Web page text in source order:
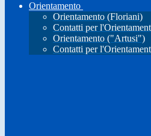
Orientamento
Orientamento (Floriani)
Contatti per
Orientamento ("Artusi")
Contatti per